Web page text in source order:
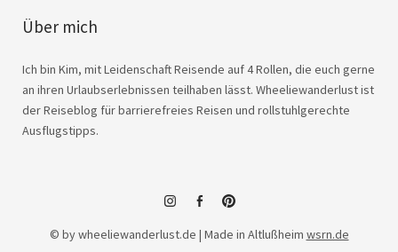
Über mich
Ich bin Kim, mit Leidenschaft Reisende auf 4 Rollen, die euch gerne
an ihren Urlaubserlebnissen teilhaben lässt. Wheeliewanderlust ist
der Reiseblog für barrierefreies Reisen und rollstuhlgerechte
Ausflugstipps.
instagramfacebook
© by wheeliewanderlust.de | Made in Altlußheim wsrn.de